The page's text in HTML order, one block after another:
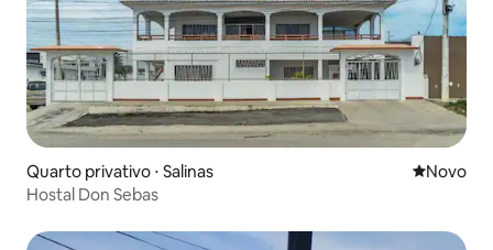
Quarto privativo ⋅ Salinas Novo
Novo
Hostal Don Sebas